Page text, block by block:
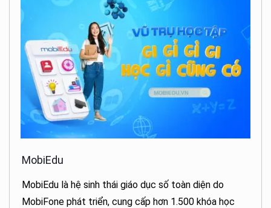
MobiEdu
MobiEdu là hệ sinh thái giáo dục số toàn diện do
MobiFone phát triển, cung cấp hơn 1.500 khóa học